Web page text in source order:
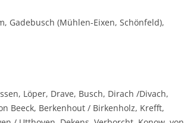
Gadebusch (Mühlen-Eixen, Schönfeld),
Löper, Drave, Busch, Dirach /Divach,
Beeck, Berkenhout / Birkenholz, Krefft,